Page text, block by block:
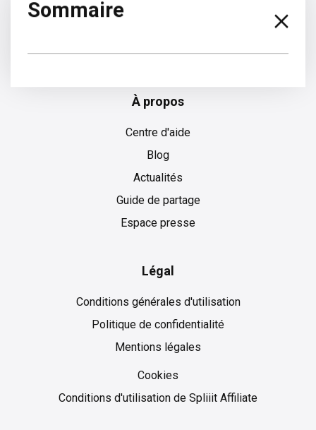
Sommaire
À propos
Centre d'aide
Blog
Actualités
Guide de partage
Espace presse
Légal
Conditions générales d'utilisation
Politique de confidentialité
Mentions légales
Cookies
Conditions d'utilisation de Spliiit Affiliate